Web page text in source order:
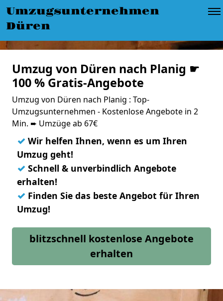
Umzugsunternehmen
Düren
Umzug von Düren nach Planig ☛
100 % Gratis-Angebote
Umzug von Düren nach Planig : Top-
Umzugsunternehmen - Kostenlose Angebote in 2
Min. ➨ Umzüge ab 67€
✓ Wir helfen Ihnen, wenn es um Ihren
Umzug geht!
✓ Schnell & unverbindlich Angebote
erhalten!
✓ Finden Sie das beste Angebot für Ihren
Umzug!
blitzschnell kostenlose Angebote
erhalten